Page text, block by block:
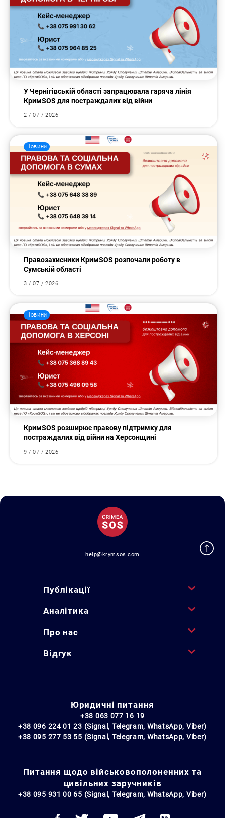
У Чернігівській області запрацювала гаряча лінія
КримSOS для постраждалих від війни
2 / 07 / 2026
Новини
Правозахисники КримSOS розпочали роботу в
Сумській області
3 / 07 / 2026
Новини
КримSOS розширює правову підтримку для
постраждалих від війни на Херсонщині
9 / 07 / 2026
help@krymsos.com
Публікації
Аналітика
Про нас
Відгук
Юридичні питання
+38 063 077 16 19
+38 096 224 01 23 (Signal, Telegram, WhatsApp, Viber)
+38 095 277 53 55 (Signal, Telegram, WhatsApp, Viber)
Питання щодо військовополоненних та
цивільних заручників
+38 095 931 00 65 (Signal, Telegram, WhatsApp, Viber)